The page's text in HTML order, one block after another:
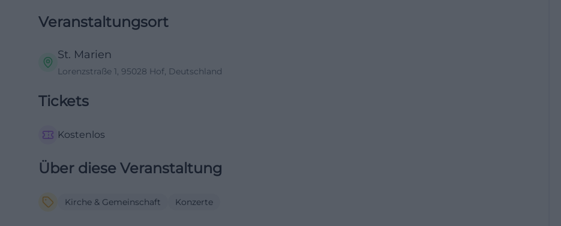
Veranstaltungsort
St. Marien
Lorenzstraße 1, 95028 Hof, Deutschland
Tickets
Kostenlos
Über diese Veranstaltung
Kirche & Gemeinschaft Konzerte